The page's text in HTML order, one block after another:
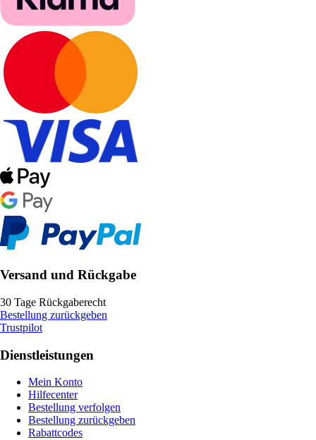
Versand und Rückgabe
30 Tage Rückgaberecht
Bestellung zurückgeben
Trustpilot
Dienstleistungen
Mein Konto
Hilfecenter
Bestellung verfolgen
Bestellung zurückgeben
Rabattcodes